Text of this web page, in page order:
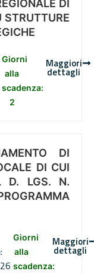
DI
STRUTTURE
Giorni
alla
scadenza:
2
Maggiori
dettagli
DI
DI CUI
D. LGS. N.
:
Giorni
alla
scadenza:
Maggiori
dettagli